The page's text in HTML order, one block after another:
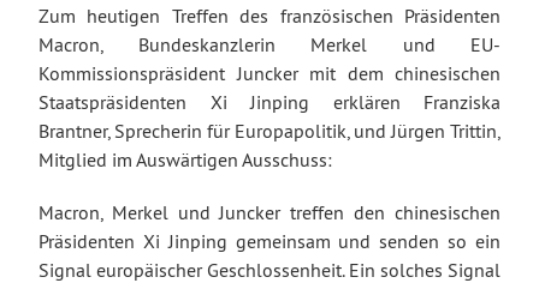
Zum heutigen Treffen des französischen Präsidenten
Macron, Bundeskanzlerin Merkel und EU-
Kommissionspräsident Juncker mit dem chinesischen
Staatspräsidenten Xi Jinping erklären Franziska
Brantner, Sprecherin für Europapolitik, und Jürgen Trittin,
Mitglied im Auswärtigen Ausschuss:
Macron, Merkel und Juncker treffen den chinesischen
Präsidenten Xi Jinping gemeinsam und senden so ein
Signal europäischer Geschlossenheit. Ein solches Signal